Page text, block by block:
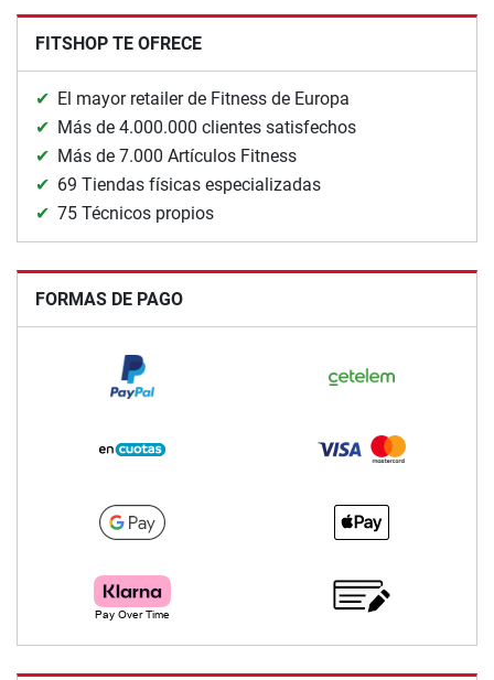
FITSHOP TE OFRECE
El mayor retailer de Fitness de Europa
Más de 4.000.000 clientes satisfechos
Más de 7.000 Artículos Fitness
69 Tiendas físicas especializadas
75 Técnicos propios
FORMAS DE PAGO